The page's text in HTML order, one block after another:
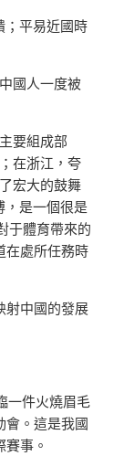
；平易近國時
國人一度被
要組成部
在浙江，夸
宏大的鼓舞
，是一個很是
于體育帶來的
在處所任務時
射中國的發展
一件火燒眉毛
會。這是我國
事。